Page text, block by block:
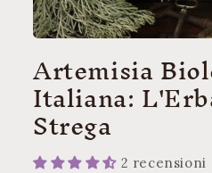
multimediali
finestra
modale
Artemisia
Italiana:
Strega
2 recensioni